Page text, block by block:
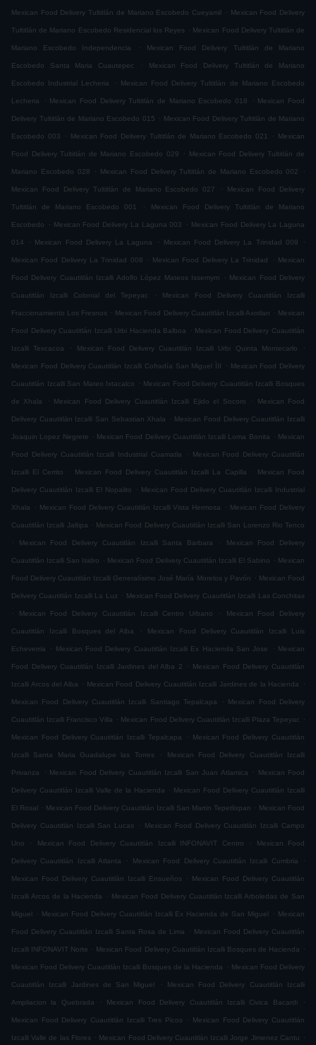
Mexican Food Delivery Tultitlán de Mariano Escobedo Cueyamil . Mexican Food Delivery
Tultitlán de Mariano Escobedo Residencial los Reyes . Mexican Food Delivery Tultitlán de
Mariano Escobedo Independencia . Mexican Food Delivery Tultitlán de Mariano
Escobedo Santa Maria Cuautepec . Mexican Food Delivery Tultitlán de Mariano
Escobedo Industrial Lecheria . Mexican Food Delivery Tultitlán de Mariano Escobedo
Lecheria . Mexican Food Delivery Tultitlán de Mariano Escobedo 018 . Mexican Food
Delivery Tultitlán de Mariano Escobedo 015 . Mexican Food Delivery Tultitlán de Mariano
Escobedo 003 . Mexican Food Delivery Tultitlán de Mariano Escobedo 021 . Mexican
Food Delivery Tultitlán de Mariano Escobedo 029 . Mexican Food Delivery Tultitlán de
Mariano Escobedo 028 . Mexican Food Delivery Tultitlán de Mariano Escobedo 002 .
Mexican Food Delivery Tultitlán de Mariano Escobedo 027 . Mexican Food Delivery
Tultitlán de Mariano Escobedo 001 . Mexican Food Delivery Tultitlán de Mariano
Escobedo . Mexican Food Delivery La Laguna 003 . Mexican Food Delivery La Laguna
014 . Mexican Food Delivery La Laguna . Mexican Food Delivery La Trinidad 009 .
Mexican Food Delivery La Trinidad 008 . Mexican Food Delivery La Trinidad . Mexican
Food Delivery Cuautitlán Izcalli Adolfo López Mateos Issemym . Mexican Food Delivery
Cuautitlán Izcalli Colonial del Tepeyac . Mexican Food Delivery Cuautitlán Izcalli
Fraccionamiento Los Fresnos . Mexican Food Delivery Cuautitlán Izcalli Axotlan . Mexican
Food Delivery Cuautitlán Izcalli Urbi Hacienda Balboa . Mexican Food Delivery Cuautitlán
Izcalli Texcacoa . Mexican Food Delivery Cuautitlán Izcalli Urbi Quinta Montecarlo .
Mexican Food Delivery Cuautitlán Izcalli Cofradía San Miguel ÌII . Mexican Food Delivery
Cuautitlán Izcalli San Mateo Ixtacalco . Mexican Food Delivery Cuautitlán Izcalli Bosques
de Xhala . Mexican Food Delivery Cuautitlán Izcalli Ejido el Socoro . Mexican Food
Delivery Cuautitlán Izcalli San Sebastian Xhala . Mexican Food Delivery Cuautitlán Izcalli
Joaquin Lopez Negrete . Mexican Food Delivery Cuautitlán Izcalli Loma Bonita . Mexican
Food Delivery Cuautitlán Izcalli Industrial Cuamatla . Mexican Food Delivery Cuautitlán
Izcalli El Cerrito . Mexican Food Delivery Cuautitlán Izcalli La Capilla . Mexican Food
Delivery Cuautitlán Izcalli El Nopalito . Mexican Food Delivery Cuautitlán Izcalli Industrial
Xhala . Mexican Food Delivery Cuautitlán Izcalli Vista Hermosa . Mexican Food Delivery
Cuautitlán Izcalli Jaltipa . Mexican Food Delivery Cuautitlán Izcalli San Lorenzo Rio Tenco
.
Mexican Food Delivery Cuautitlán Izcalli Santa Barbara . Mexican Food Delivery
Cuautitlán Izcalli San Isidro . Mexican Food Delivery Cuautitlán Izcalli El Sabino . Mexican
Food Delivery Cuautitlán Izcalli Generalísimo José María Morelos y Pavón . Mexican Food
Delivery Cuautitlán Izcalli La Luz . Mexican Food Delivery Cuautitlán Izcalli Las Conchitas
.
Mexican Food Delivery Cuautitlán Izcalli Centro Urbano . Mexican Food Delivery
Cuautitlán Izcalli Bosques del Alba . Mexican Food Delivery Cuautitlán Izcalli Luis
Echeverria . Mexican Food Delivery Cuautitlán Izcalli Ex Hacienda San Jose . Mexican
Food Delivery Cuautitlán Izcalli Jardines del Alba 2 . Mexican Food Delivery Cuautitlán
Izcalli Arcos del Alba . Mexican Food Delivery Cuautitlán Izcalli Jardines de la Hacienda .
Mexican Food Delivery Cuautitlán Izcalli Santiago Tepalcapa . Mexican Food Delivery
Cuautitlán Izcalli Francisco Villa . Mexican Food Delivery Cuautitlán Izcalli Plaza Tepeyac .
Mexican Food Delivery Cuautitlán Izcalli Tepalcapa . Mexican Food Delivery Cuautitlán
Izcalli Santa Maria Guadalupe las Torres . Mexican Food Delivery Cuautitlán Izcalli
Privanza . Mexican Food Delivery Cuautitlán Izcalli San Juan Atlamica . Mexican Food
Delivery Cuautitlán Izcalli Valle de la Hacienda . Mexican Food Delivery Cuautitlán Izcalli
El Rosal . Mexican Food Delivery Cuautitlán Izcalli San Martin Tepetlixpan . Mexican Food
Delivery Cuautitlán Izcalli San Lucas . Mexican Food Delivery Cuautitlán Izcalli Campo
Uno . Mexican Food Delivery Cuautitlán Izcalli INFONAVIT Centro . Mexican Food
Delivery Cuautitlán Izcalli Atlanta . Mexican Food Delivery Cuautitlán Izcalli Cumbria .
Mexican Food Delivery Cuautitlán Izcalli Ensueños . Mexican Food Delivery Cuautitlán
Izcalli Arcos de la Hacienda . Mexican Food Delivery Cuautitlán Izcalli Arboledas de San
Miguel . Mexican Food Delivery Cuautitlán Izcalli Ex Hacienda de San Miguel . Mexican
Food Delivery Cuautitlán Izcalli Santa Rosa de Lima . Mexican Food Delivery Cuautitlán
Izcalli INFONAVIT Norte . Mexican Food Delivery Cuautitlán Izcalli Bosques de Hacienda .
Mexican Food Delivery Cuautitlán Izcalli Bosques de la Hacienda . Mexican Food Delivery
Cuautitlán Izcalli Jardines de San Miguel . Mexican Food Delivery Cuautitlán Izcalli
Ampliacion la Quebrada . Mexican Food Delivery Cuautitlán Izcalli Civica Bacardi .
Mexican Food Delivery Cuautitlán Izcalli Tres Picos . Mexican Food Delivery Cuautitlán
Izcalli Valle de las Flores . Mexican Food Delivery Cuautitlán Izcalli Jorge Jimenez Cantu .